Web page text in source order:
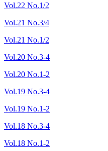
Vol.22 No.1/2
Vol.21 No.3/4
Vol.21 No.1/2
Vol.20 No.3-4
Vol.20 No.1-2
Vol.19 No.3-4
Vol.19 No.1-2
Vol.18 No.3-4
Vol.18 No.1-2